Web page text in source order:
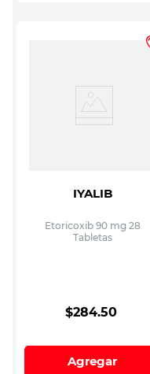
IYALIB
Etoricoxib 90 mg 28
Tabletas
$284.50
Agregar